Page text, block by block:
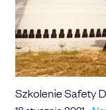
Szkolenie Safety